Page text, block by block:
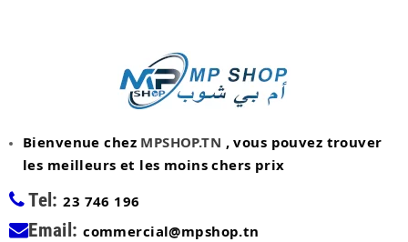
Bienvenue chez MPSHOP.TN , vous pouvez trouver
les meilleurs et les moins chers prix
Tel:23 746 196
Email:commercial@mpshop.tn